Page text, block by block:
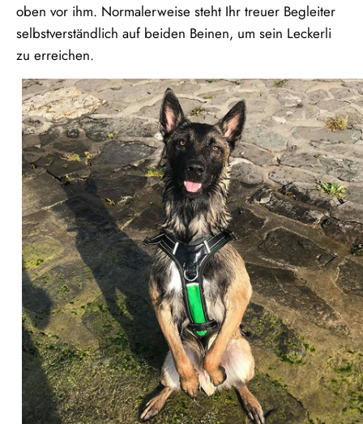
oben vor ihm. Normalerweise steht Ihr treuer Begleiter
selbstverständlich auf beiden Beinen, um sein Leckerli
zu erreichen.